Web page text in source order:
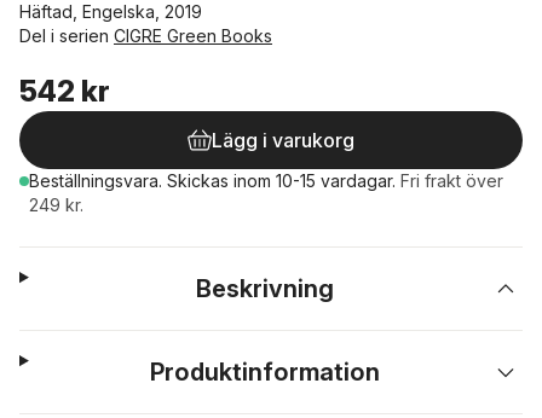
Häftad, Engelska, 2019
Del i serien CIGRE Green Books
542 kr
Lägg i varukorg
Beställningsvara. Skickas inom 10-15 vardagar. Fri frakt över
249 kr.
Beskrivning
Produktinformation